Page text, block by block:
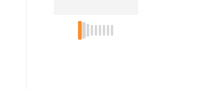
天開及偶爾使用消毒
物，所以很重視空氣